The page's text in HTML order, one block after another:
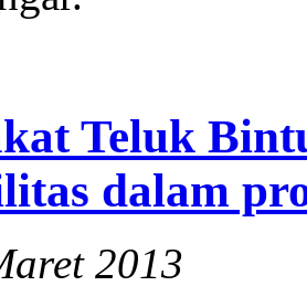
Teluk
dalam
2013